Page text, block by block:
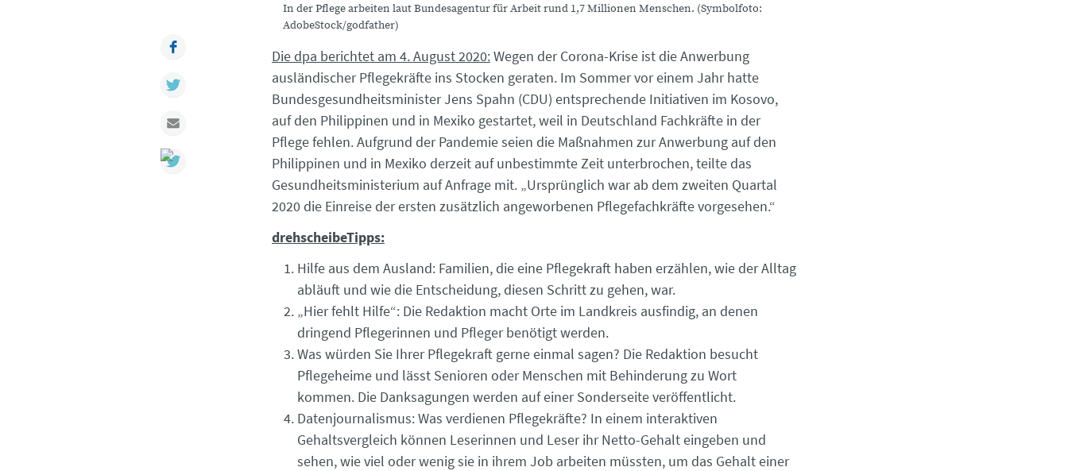
In der Pflege arbeiten laut Bundesagentur für Arbeit rund 1,7 Millionen Menschen. (Symbolfoto:
AdobeStock/godfather)
Die dpa berichtet am 4. August 2020:Wegen der Corona-Krise ist die Anwerbung
ausländischer Pflegekräfte ins Stocken geraten. Im Sommer vor einem Jahr hatte
Bundesgesundheitsminister Jens Spahn (CDU) entsprechende Initiativen im Kosovo,
auf den Philippinen und in Mexiko gestartet, weil in Deutschland Fachkräfte in der
Pflege fehlen. Aufgrund der Pandemie seien die Maßnahmen zur Anwerbung auf den
Philippinen und in Mexiko derzeit auf unbestimmte Zeit unterbrochen, teilte das
Gesundheitsministerium auf Anfrage mit. „Ursprünglich war ab dem zweiten Quartal
2020 die Einreise der ersten zusätzlich angeworbenen Pflegefachkräfte vorgesehen.“
drehscheibeTipps:
Hilfe aus dem Ausland: Familien, die eine Pflegekraft haben erzählen, wie der Alltag
abläuft und wie die Entscheidung, diesen Schritt zu gehen, war.
„Hier fehlt Hilfe“: Die Redaktion macht Orte im Landkreis ausfindig, an denen
dringend Pflegerinnen und Pfleger benötigt werden.
Was würden Sie Ihrer Pflegekraft gerne einmal sagen? Die Redaktion besucht
Pflegeheime und lässt Senioren oder Menschen mit Behinderung zu Wort
kommen. Die Danksagungen werden auf einer Sonderseite veröffentlicht.
Datenjournalismus: Was verdienen Pflegekräfte? In einem interaktiven
Gehaltsvergleich können Leserinnen und Leser ihr Netto-Gehalt eingeben und
sehen, wie viel oder wenig sie in ihrem Job arbeiten müssten, um das Gehalt einer